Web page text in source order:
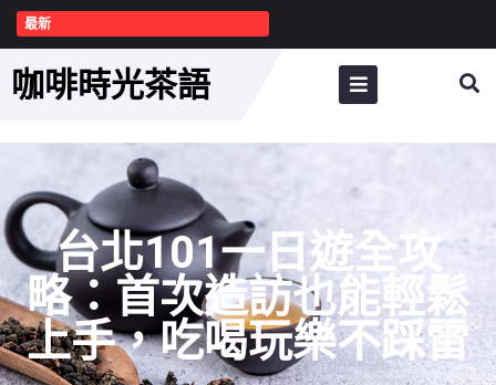
最新
咖啡時光茶語
台北101一日遊全攻
略：首次造訪也能輕鬆
上手，吃喝玩樂不踩雷